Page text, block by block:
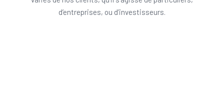
d’entreprises, ou d’investisseurs.